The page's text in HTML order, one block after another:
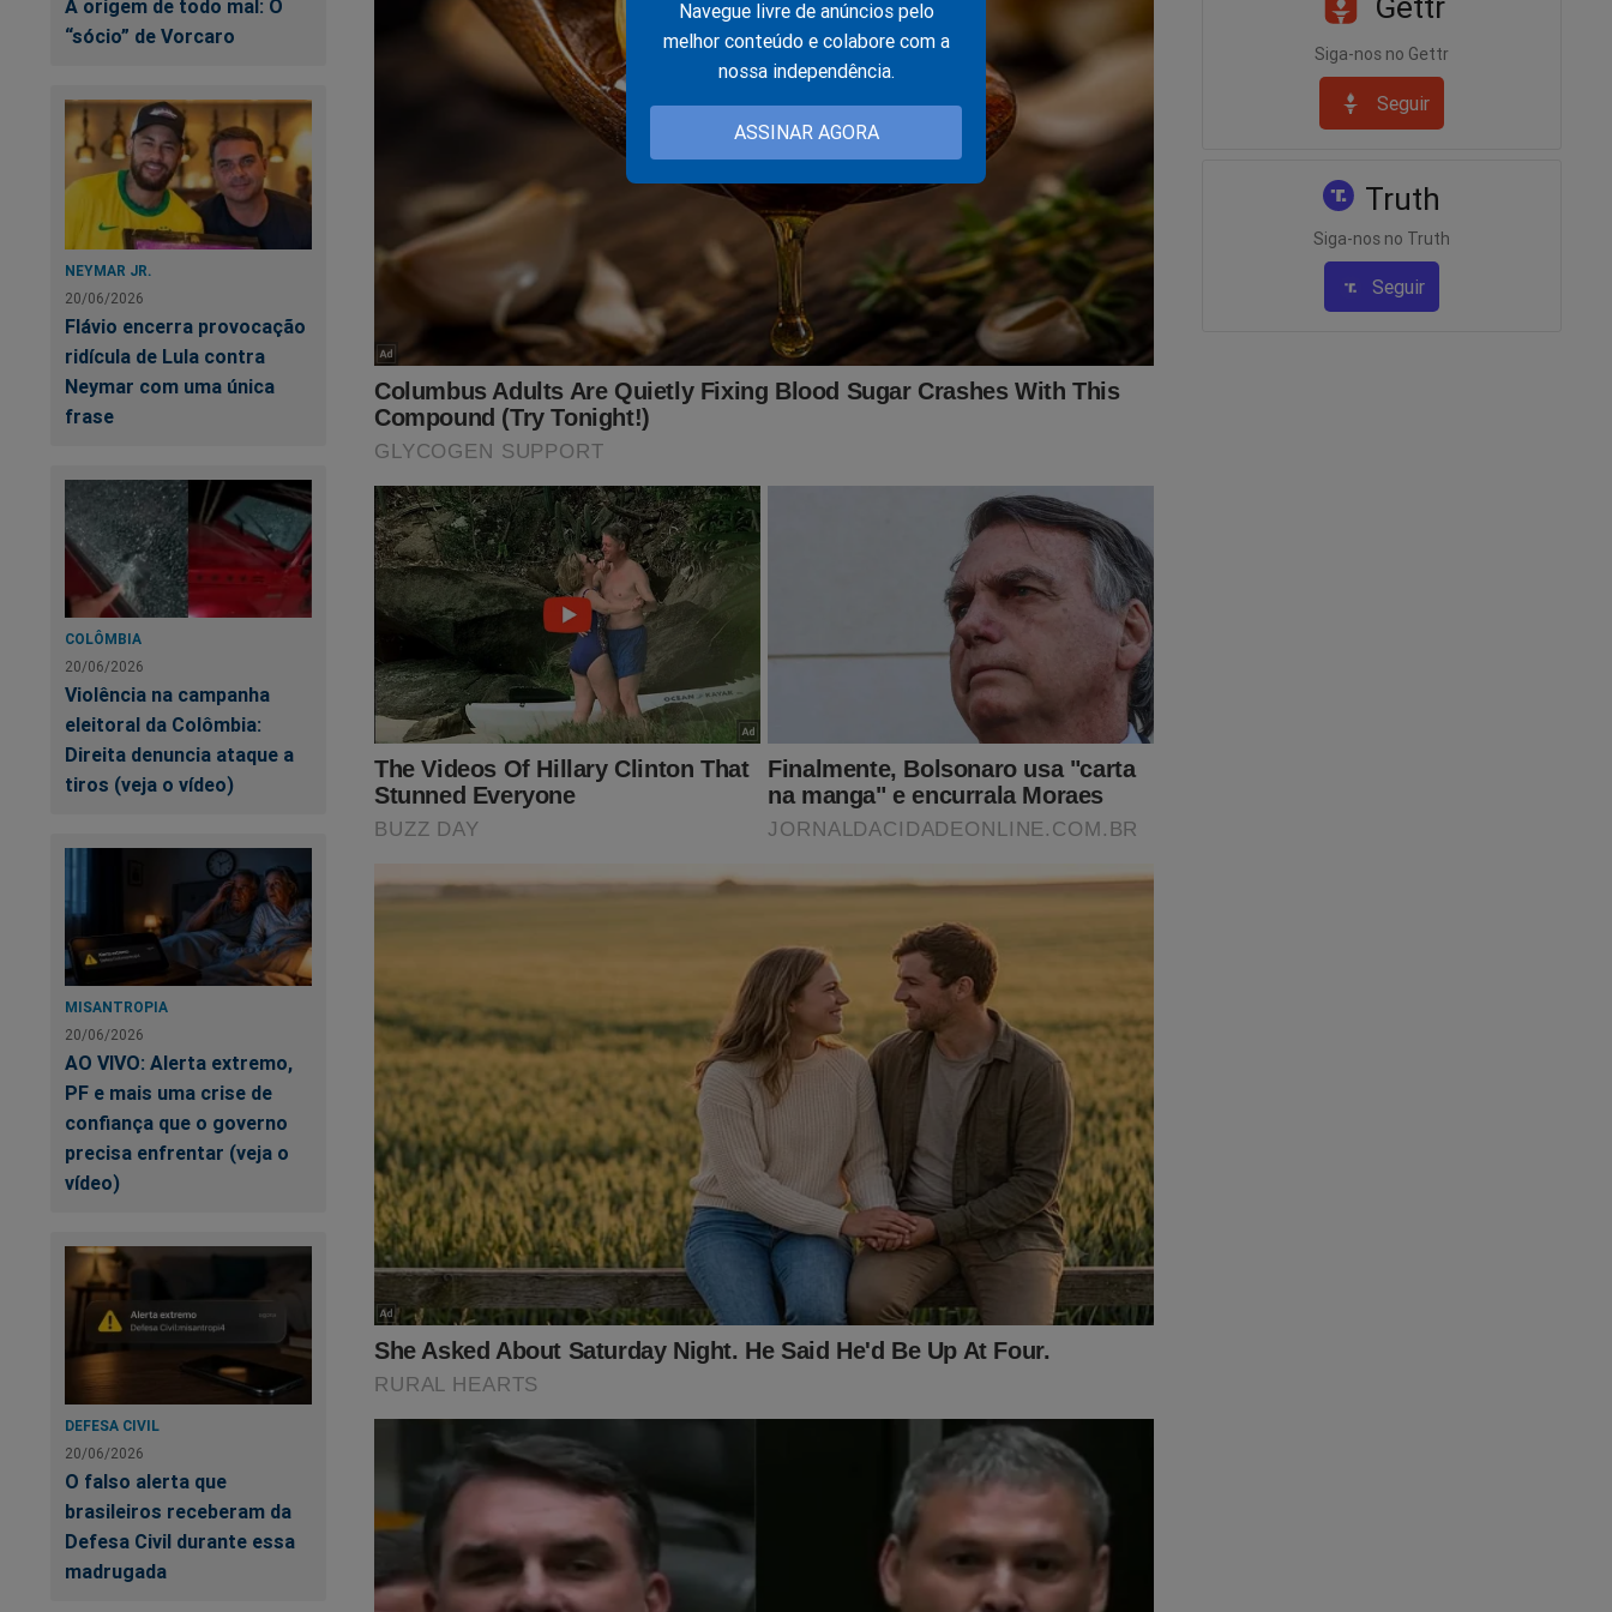
Navegue livre de anúncios pelo
melhor conteúdo e colabore com a
nossa independência.
ASSINAR AGORA
A origem de todo mal: O
“sócio” de Vorcaro
NEYMAR JR.
20/06/2026
Flávio encerra provocação
ridícula de Lula contra
Neymar com uma única
frase
COLÔMBIA
20/06/2026
Violência na campanha
eleitoral da Colômbia:
Direita denuncia ataque a
tiros (veja o vídeo)
MISANTROPIA
20/06/2026
AO VIVO: Alerta extremo,
PF e mais uma crise de
confiança que o governo
precisa enfrentar (veja o
vídeo)
DEFESA CIVIL
20/06/2026
O falso alerta que
brasileiros receberam da
Defesa Civil durante essa
madrugada
Siga-nos no Gettr
Seguir
Truth
Siga-nos no Truth
Seguir